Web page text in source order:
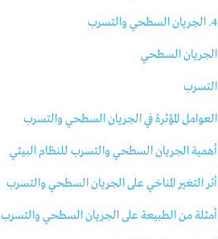
4. الجريان السطحي والتسرب
الجريان السطحي
التسرب
العوامل المؤثرة في الجريان السطحي والتسرب
أهمية الجريان السطحي والتسرب للنظام البيئي
أثر التغير المناخي على الجريان السطحي والتسرب
أمثلة من الطبيعة على الجريان السطحي والتسرب